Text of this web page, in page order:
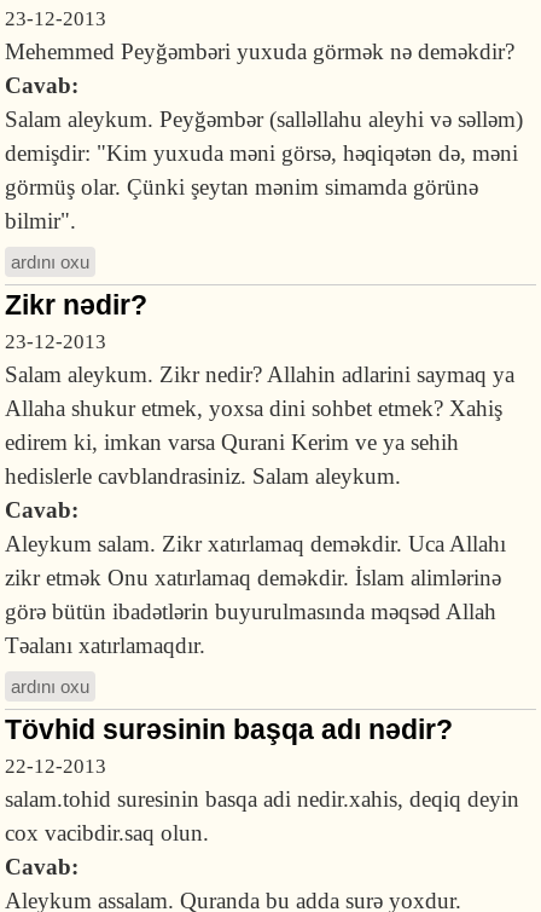
23-12-2013
Mehemmed Peyğəmbəri yuxuda görmək nə deməkdir?
Cavab:
Salam aleykum. Peyğəmbər (salləllahu aleyhi və səlləm)
demişdir: "Kim yuxuda məni görsə, həqiqətən də, məni
görmüş olar. Çünki şeytan mənim simamda görünə
bilmir".
ardını oxu
Zikr nədir?
23-12-2013
Salam aleykum. Zikr nedir? Allahin adlarini saymaq ya
Allaha shukur etmek, yoxsa dini sohbet etmek? Xahiş
edirem ki, imkan varsa Qurani Kerim ve ya sehih
hedislerle cavblandrasiniz. Salam aleykum.
Cavab:
Aleykum salam. Zikr xatırlamaq deməkdir. Uca Allahı
zikr etmək Onu xatırlamaq deməkdir. İslam alimlərinə
görə bütün ibadətlərin buyurulmasında məqsəd Allah
Təalanı xatırlamaqdır.
ardını oxu
Tövhid surəsinin başqa adı nədir?
22-12-2013
salam.tohid suresinin basqa adi nedir.xahis, deqiq deyin
cox vacibdir.saq olun.
Cavab:
Aleykum assalam. Quranda bu adda surə yoxdur.